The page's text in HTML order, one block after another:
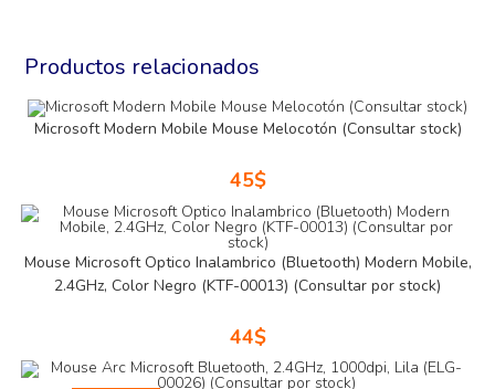
Productos relacionados
Microsoft Modern Mobile Mouse Melocotón (Consultar stock)
45$
Mouse Microsoft Optico Inalambrico (Bluetooth) Modern Mobile,
2.4GHz, Color Negro (KTF-00013) (Consultar por stock)
44$